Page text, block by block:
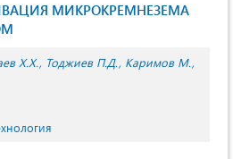
МИКРОКРЕМНЕЗЕМА
Х.Х. Тоджиев П.Д. Каримов М.